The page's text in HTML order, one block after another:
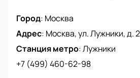
Город: Москва
Адрес: Москва, ул. Лужники, д.
Станция метро:Лужники
+7 (499) 460-62-98